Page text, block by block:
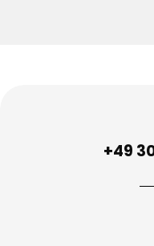
+49